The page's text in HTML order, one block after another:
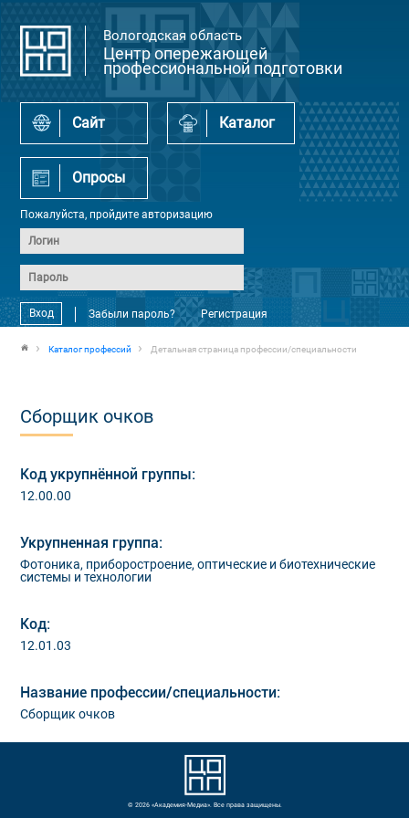
Вологодская область
Центр опережающей
профессиональной подготовки
Сайт Каталог
Опросы
Пожалуйста, пройдите авторизацию
Вход Забыли пароль? Регистрация
Каталог профессий Детальная страница профессии/специальности
Сборщик очков
Код укрупнённой группы:
12.00.00
Укрупненная группа:
Фотоника, приборостроение, оптические и биотехнические
системы и технологии
Код:
12.01.03
Название профессии/специальности:
Сборщик очков
© 2026 «Академия-Медиа». Все права защищены.